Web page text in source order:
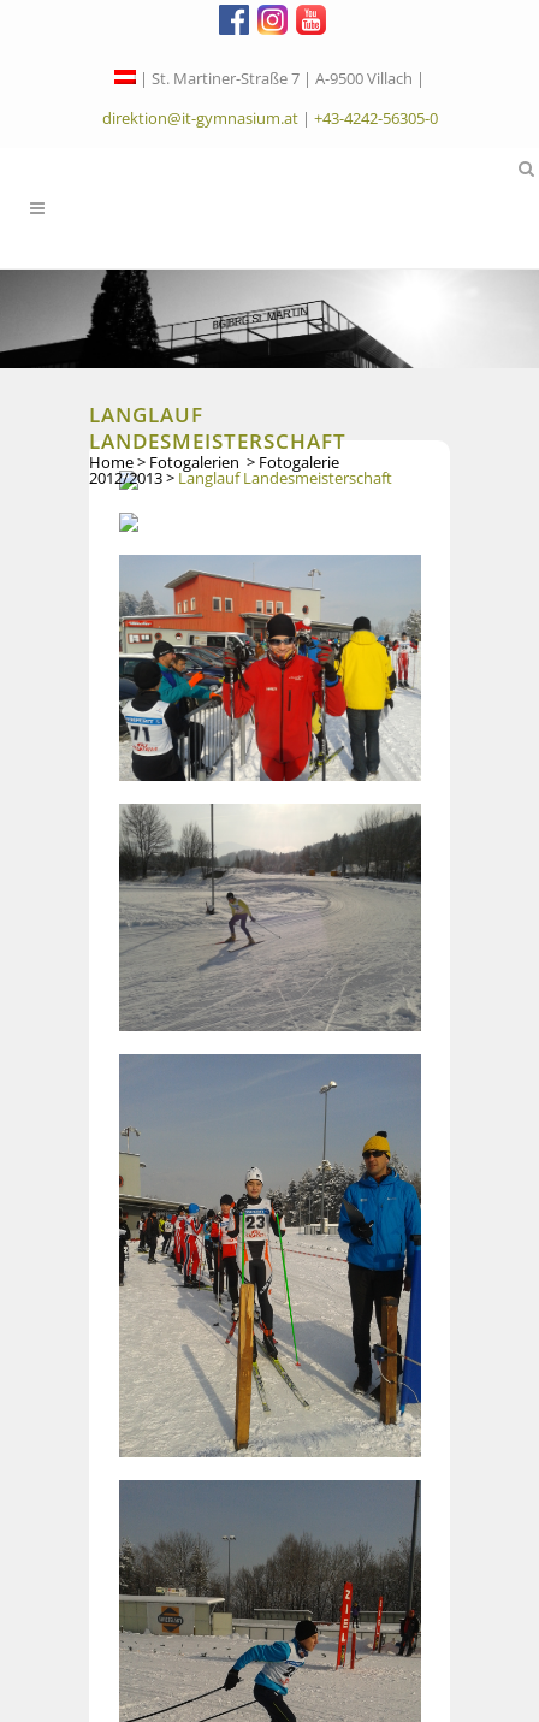
| St. Martiner-Straße 7 | A-9500 Villach |
direktion@it-gymnasium.at| +43-4242-56305-0
LANGLAUF
LANDESMEISTERSCHAFT
Home> Fotogalerien > Fotogalerie
2012/2013> Langlauf Landesmeisterschaft